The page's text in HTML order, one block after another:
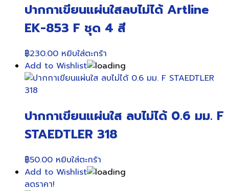
ปากกาเขียนแผ่นใสลบไม่ได้ Artline
EK-853 F ชุด 4 สี
฿230.00 หยิบใส่ตะกร้า
Add to Wishlist
ปากกาเขียนแผ่นใส ลบไม่ได้ 0.6 มม. F
STAEDTLER 318
฿50.00 หยิบใส่ตะกร้า
Add to Wishlist
ลดราคา!